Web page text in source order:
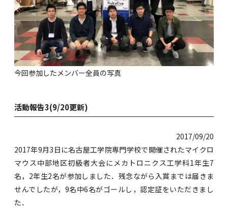
今回参加したメンバー全員の写真
活動報告3(9/20更新)
2017/09/20
2017年9月3日に名古屋工学院専門学校で開催されたマイクロ
マウス中部地区初級者大会にメカトロニクス工学科1年生7
名，2年生2名が参加しました．残念ながら入賞までは届きま
せんでしたが，9名中6名がゴールし，認定証をいただきまし
た．